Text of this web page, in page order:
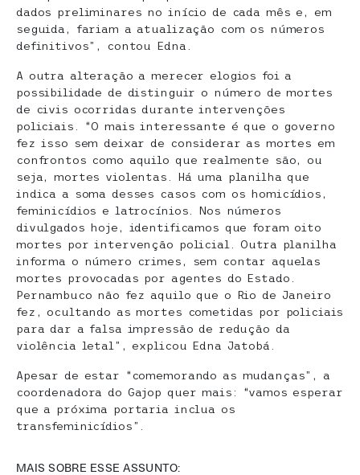
dados preliminares no início de cada mês e, em
seguida, fariam a atualização com os números
definitivos”, contou Edna.
A outra alteração a merecer elogios foi a
possibilidade de distinguir o número de mortes
de civis ocorridas durante intervenções
policiais. “O mais interessante é que o governo
fez isso sem deixar de considerar as mortes em
confrontos como aquilo que realmente são, ou
seja, mortes violentas. Há uma planilha que
indica a soma desses casos com os homicídios,
feminicídios e latrocínios. Nos números
divulgados hoje, identificamos que foram oito
mortes por intervenção policial. Outra planilha
informa o número crimes, sem contar aquelas
mortes provocadas por agentes do Estado.
Pernambuco não fez aquilo que o Rio de Janeiro
fez, ocultando as mortes cometidas por policiais
para dar a falsa impressão de redução da
violência letal”, explicou Edna Jatobá.
Apesar de estar “comemorando as mudanças”, a
coordenadora do Gajop quer mais: “vamos esperar
que a próxima portaria inclua os
transfeminicídios”.
MAIS SOBRE ESSE ASSUNTO: